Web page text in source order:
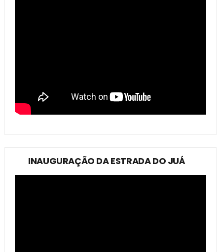
INAUGURAÇÃO DA ESTRADA DO JUÁ